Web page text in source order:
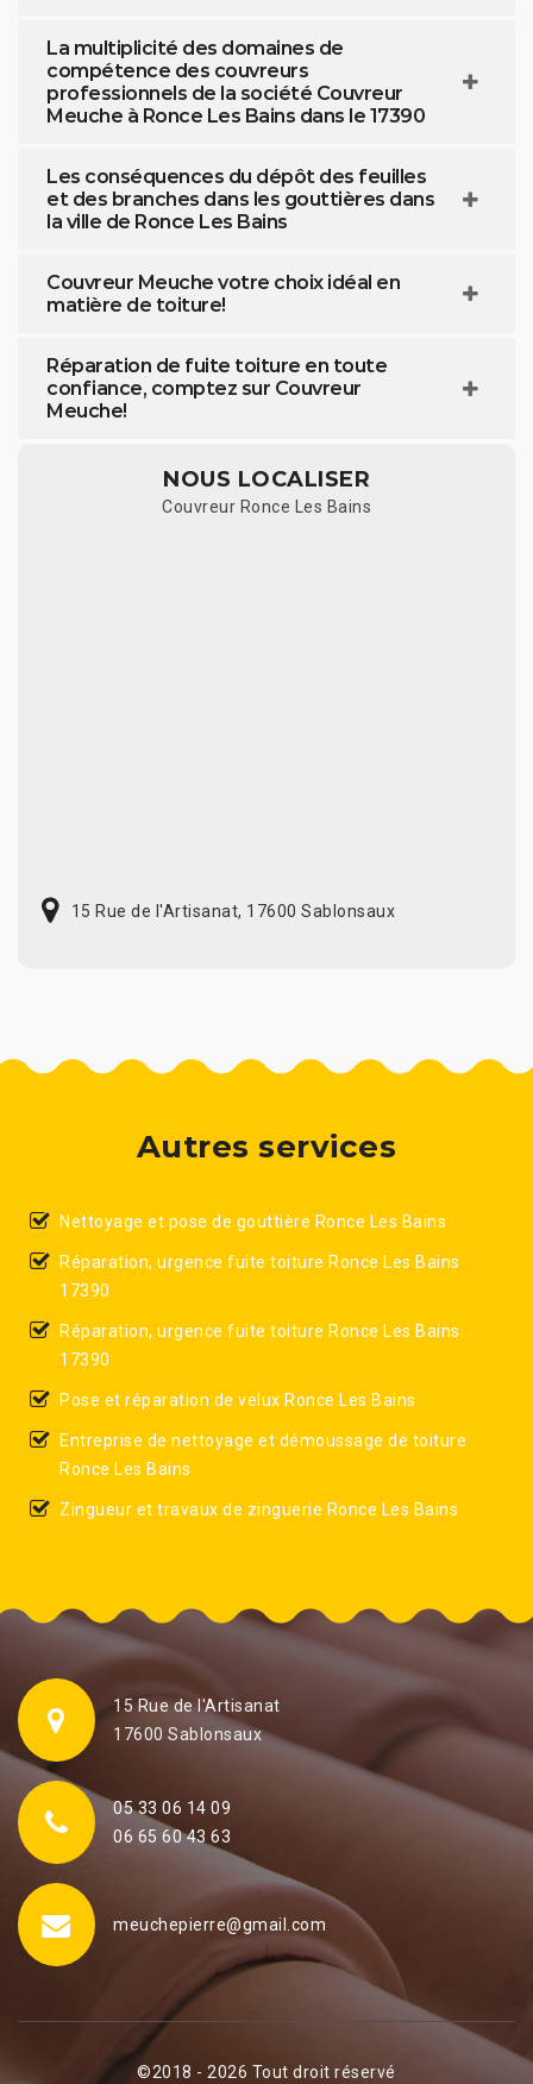
La multiplicité des domaines de
compétence des couvreurs
professionnels de la société Couvreur
Meuche à Ronce Les Bains dans le 17390
Les conséquences du dépôt des feuilles
et des branches dans les gouttières dans
la ville de Ronce Les Bains
Couvreur Meuche votre choix idéal en
matière de toiture!
Réparation de fuite toiture en toute
confiance, comptez sur Couvreur
Meuche!
NOUS LOCALISER
Couvreur Ronce Les Bains
15 Rue de l'Artisanat, 17600 Sablonsaux
Autres services
Nettoyage et pose de gouttière Ronce Les Bains
Réparation, urgence fuite toiture Ronce Les Bains
17390
Réparation, urgence fuite toiture Ronce Les Bains
17390
Pose et réparation de velux Ronce Les Bains
Entreprise de nettoyage et démoussage de toiture
Ronce Les Bains
Zingueur et travaux de zinguerie Ronce Les Bains
15 Rue de l'Artisanat
17600 Sablonsaux
05 33 06 14 09
06 65 60 43 63
meuchepierre@gmail.com
©2018 - 2026 Tout droit réservé